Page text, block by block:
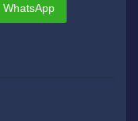
WhatsApp